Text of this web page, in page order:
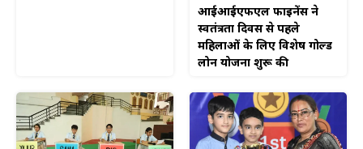
आईआईएफएल फाइनेंस ने
स्वतंत्रता दिवस से पहले
महिलाओं के लिए विशेष गोल्ड
लोन योजना शुरू की